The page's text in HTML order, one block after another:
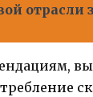
отрасли